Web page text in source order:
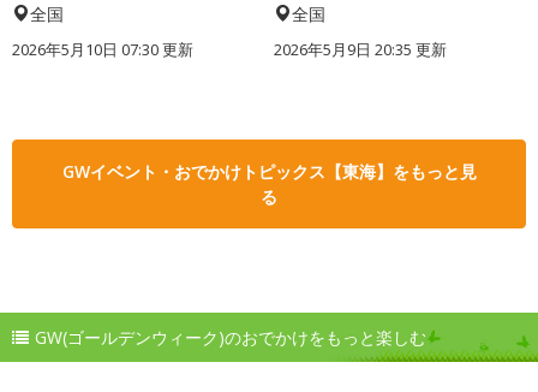
全国
2026年5月10日 07:30 更新
全国
2026年5月9日 20:35 更新
GWイベント・おでかけトピックス【東海】をもっと見
る
GW(ゴールデンウィーク)のおでかけをもっと楽しむ